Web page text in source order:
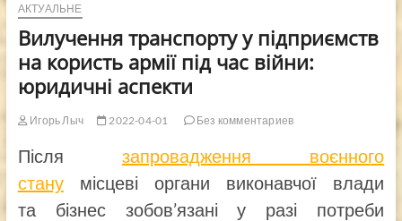
АКТУАЛЬНЕ
Вилучення транспорту у підприємств
на користь армії під час війни:
юридичні аспекти
Игорь Лыч 2022-04-01 Без комментариев
Після запровадження воєнного
станумісцеві органи виконавчої влади
та бізнес зобов’язані у разі потреби